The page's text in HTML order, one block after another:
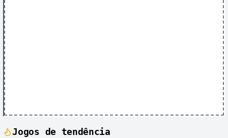
Jogos de tendência